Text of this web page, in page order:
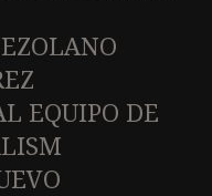
EQUIPO DE